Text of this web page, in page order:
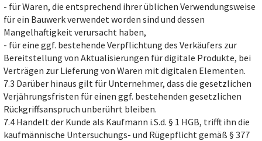
- für Waren, die entsprechend ihrer üblichen Verwendungsweise
für ein Bauwerk verwendet worden sind und dessen
Mangelhaftigkeit verursacht haben,
- für eine ggf. bestehende Verpflichtung des Verkäufers zur
Bereitstellung von Aktualisierungen für digitale Produkte, bei
Verträgen zur Lieferung von Waren mit digitalen Elementen.
7.3 Darüber hinaus gilt für Unternehmer, dass die gesetzlichen
Verjährungsfristen für einen ggf. bestehenden gesetzlichen
Rückgriffsanspruch unberührt bleiben.
7.4 Handelt der Kunde als Kaufmann i.S.d. § 1 HGB, trifft ihn die
kaufmännische Untersuchungs- und Rügepflicht gemäß § 377